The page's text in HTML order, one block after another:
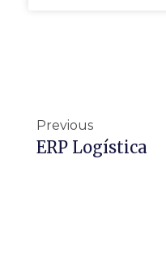
Previous
ERP Logística